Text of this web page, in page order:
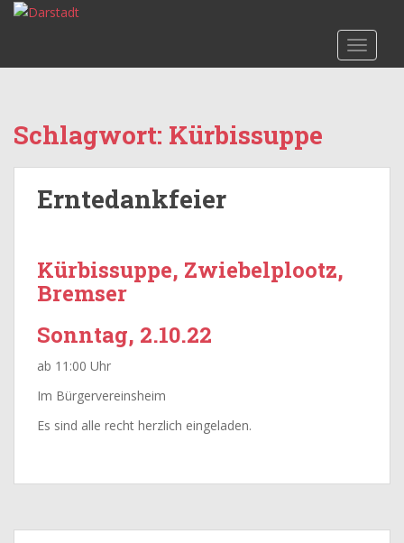
p
Schlagwort: Kürbissuppe
Erntedankfeier
Kürbissuppe, Zwiebelplootz,
Bremser
Sonntag, 2.10.22
ab 11:00 Uhr
Im Bürgervereinsheim
Es sind alle recht herzlich eingeladen.